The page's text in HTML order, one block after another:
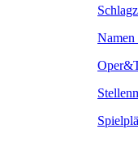
Namen